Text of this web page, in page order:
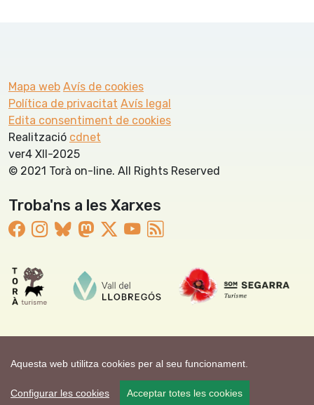
Aquesta web utilitza cookies per al seu funcionament.
Configurar les cookies Acceptar totes les cookies
Mapa web Avís de cookies
Política de privacitat Avís legal
Edita consentiment de cookies
Realització cdnet
ver4 XII-2025
© 2021 Torà on-line. All Rights Reserved
Troba'ns a les Xarxes